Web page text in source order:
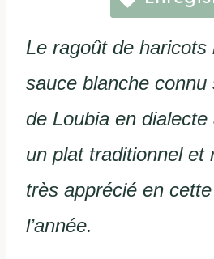
Le ragoût de haricots
sauce blanche connu
de Loubia en
un plat traditionnel et
très apprécié en
l’année.